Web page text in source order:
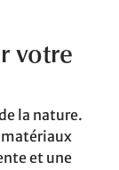
votre
la nature.
matériaux
et une